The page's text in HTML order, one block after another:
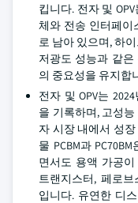
킵니다. 전자 및
체와 전송 인터페이
로 남아 있으며, 하
저광도 성능과 같은
의 중요성을 유지합
전자 및 OPV는
을 기록하며, 고성
자 시장 내에서 성
물 PCBM과
면서도 용액 가공
트랜지스터, 페로
입니다. 유연한 디